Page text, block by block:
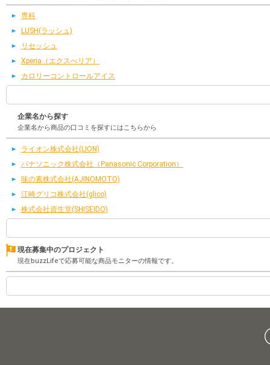
専科
LUSH(ラッシュ)
リセッシュ
Xperia（エクスぺリア）
カロリーコントロールアイス
企業名から探す
企業名から商品の口コミを探すにはこちらから
ライオン株式会社(LION)
パナソニック株式会社（Panasonic Corporation）
味の素株式会社(AJINOMOTO)
江崎グリコ株式会社(glico)
株式会社資生堂(SHISEIDO)
現在募集中のプロジェクト
現在buzzLifeで応募可能な商品モニターの情報です。